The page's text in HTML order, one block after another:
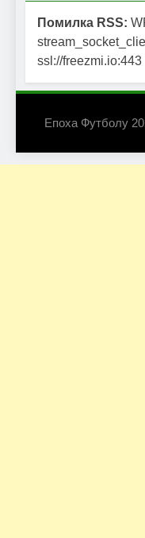
Помилка RSS:
ssl://
Епоха Футболу